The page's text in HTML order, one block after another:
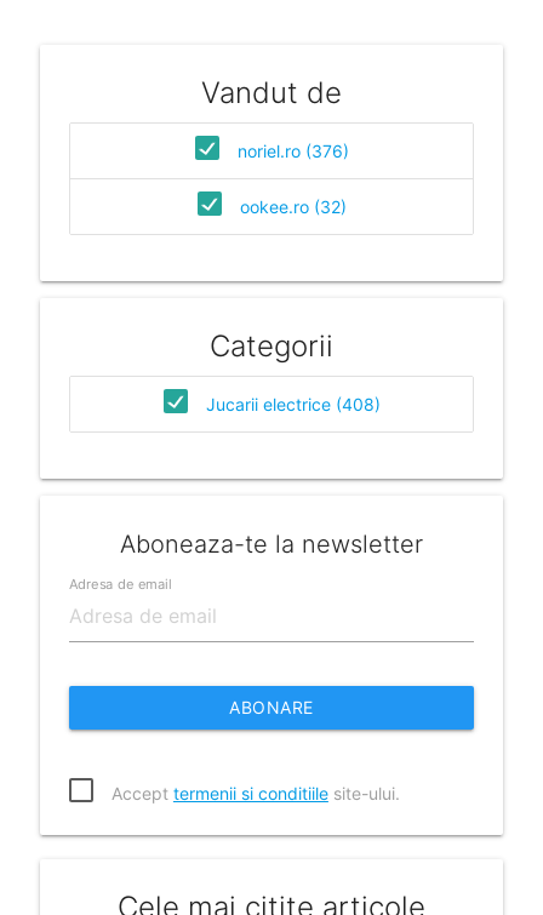
Vandut de
noriel.ro (376)
ookee.ro (32)
Categorii
Jucarii electrice (408)
Aboneaza-te la newsletter
Adresa de email
ABONARE
Accept termenii si conditiilesite-ului.
Cele mai citite articole